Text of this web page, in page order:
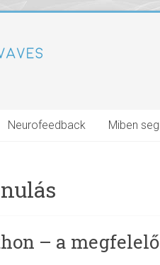
Neurofeedback Miben
– a